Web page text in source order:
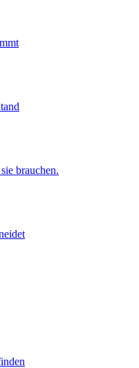
brauchen.